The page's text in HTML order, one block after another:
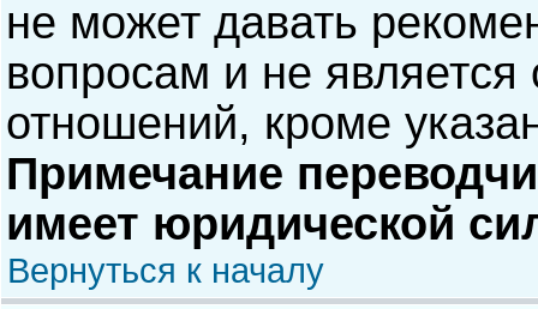
не может давать
вопросам и не
отношений, кроме
Примечание
имеет юридической
Вернуться к началу